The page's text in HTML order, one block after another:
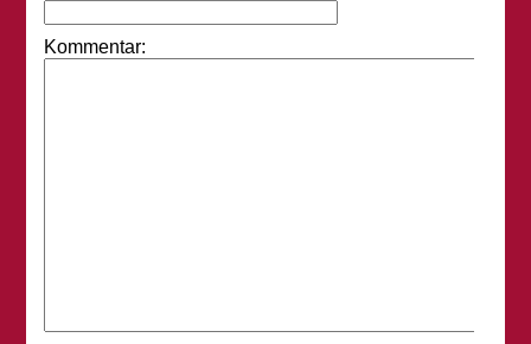
Kommentar: